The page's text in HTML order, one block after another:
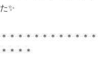
✨
＊＊＊＊＊＊＊＊＊＊＊
＊＊＊